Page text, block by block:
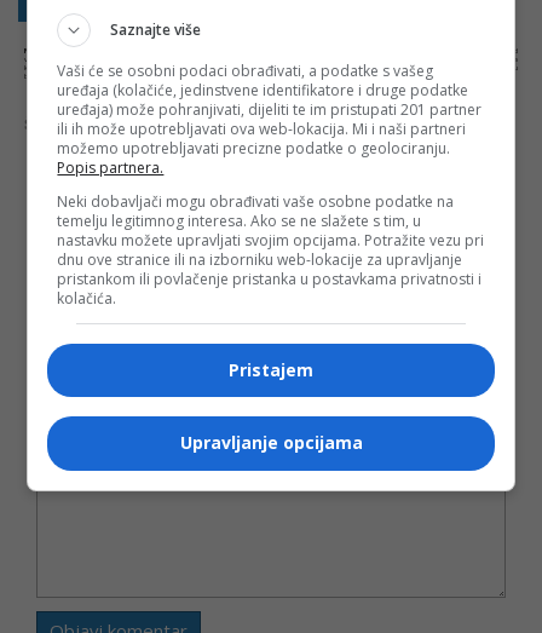
NAPOMENA:
Komentari odražavaju stavove njihovih autora, a ne nužno i stavove internet portala Banjaluka.com. Molimo korisnike da se suzdrže od
vrijeđanja, psovanja i vulgarnog izražavanja. Portal Banjaluka.com zadržava pravo da obriše komentar bez najave i objašnjenja. Zbog velikog broja
komentara Banjaluka.com nije dužan obrisati sve komentare koji krše pravila. Kao čitalac takođe prihvatate mogućnost da među komentarima mogu
biti pronađeni sadržaji koji mogu biti u suprotnosti sa vašim vjerskim, moralnim i drugim načelima i uvjerenjima.
Šta mislite o ovoj temi?
Vaša e-mail adresa neće biti objavljena. Sva polja su
obavezna!
Ime*
Email
Komentar
Saznajte više
Vaši će se osobni podaci obrađivati, a podatke s vašeg
uređaja (kolačiće, jedinstvene identifikatore i druge podatke
uređaja) može pohranjivati, dijeliti te im pristupati 201 partner
ili ih može upotrebljavati ova web-lokacija. Mi i naši partneri
možemo upotrebljavati precizne podatke o geolociranju.
Popis partnera.
Neki dobavljači mogu obrađivati vaše osobne podatke na
temelju legitimnog interesa. Ako se ne slažete s tim, u
nastavku možete upravljati svojim opcijama. Potražite vezu pri
dnu ove stranice ili na izborniku web-lokacije za upravljanje
pristankom ili povlačenje pristanka u postavkama privatnosti i
kolačića.
Pristajem
Upravljanje opcijama